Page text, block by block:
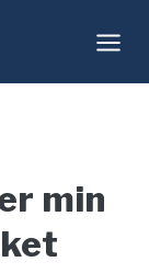
min